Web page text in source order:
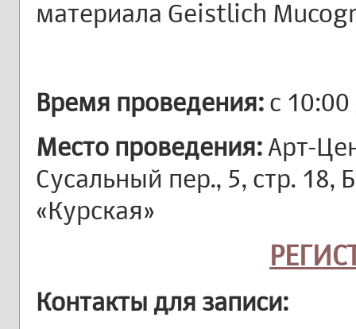
материала Geistlich
Время проведения: с
Место проведения:Арт-
Сусальный пер., 5, стр.
«Курская»
Контакты для записи: